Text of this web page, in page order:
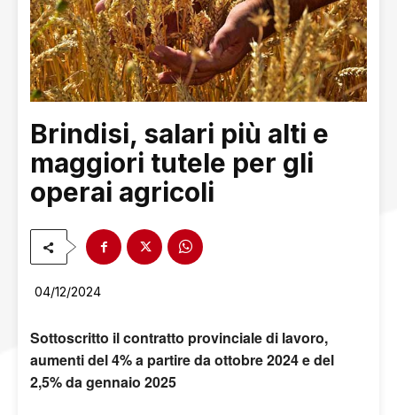
Brindisi, salari più alti e
maggiori tutele per gli
operai agricoli
04/12/2024
Sottoscritto il contratto provinciale di lavoro,
aumenti del 4% a partire da ottobre 2024 e del
2,5% da gennaio 2025